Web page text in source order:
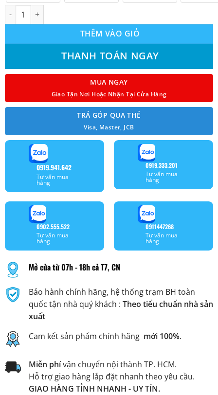
Máy lạnh âm trần Panasonic S-30PU1H5B/U-30PN1H8 (3pha)
THÊM VÀO GIỎ
THANH TOÁN NGAY
MUA NGAY
Giao Tận Nơi Hoặc Nhận Tại Cửa Hàng
TRẢ GÓP QUA THẺ
Visa, Master, JCB
0919.941.642
Tư vấn mua
hàng
0919.333.201
Tư vấn mua
hàng
0902.555.522
Tư vấn mua
hàng
0911447268
Tư vấn mua
hàng
Mở cửa từ 07h - 18h cả T7, CN
Bảo hành chính hãng, hệ thống trạm BH toàn
quốc tận nhà quý khách : Theo tiểu chuẩn nhà sản
xuất
Cam kết sản phẩm chính hãng mới 100%.
Miễn phívận chuyển nội thành TP. HCM.
Hỗ trợ giao hàng lắp đặt nhanh theo yêu cầu.
GIAO HÀNG TỈNH NHANH - UY TÍN.